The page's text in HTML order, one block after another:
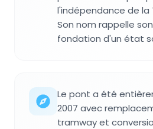
l'indépendance de la
Son nom rappelle
fondation d'un état
Le pont a été
2007 avec
tramway et